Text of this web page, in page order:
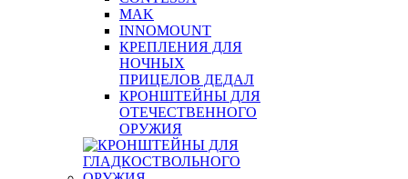
MAK
INNOMOUNT
КРЕПЛЕНИЯ ДЛЯ
НОЧНЫХ
ПРИЦЕЛОВ ДЕДАЛ
КРОНШТЕЙНЫ ДЛЯ
ОТЕЧЕСТВЕННОГО
ОРУЖИЯ